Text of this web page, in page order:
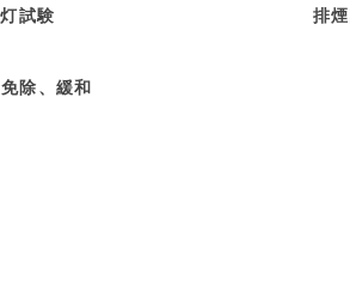
点灯試験 排煙設備（